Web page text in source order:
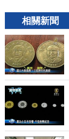
相關新聞